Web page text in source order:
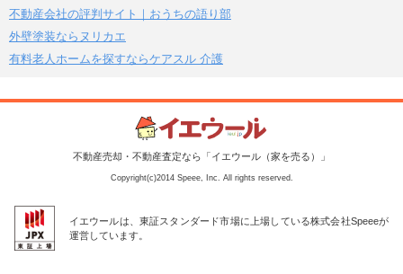
不動産会社の評判サイト｜おうちの語り部
外壁塗装ならヌリカエ
有料老人ホームを探すならケアスル 介護
不動産売却・不動産査定なら「イエウール（家を売る）」
Copyright(c)2014 Speee, Inc. All rights reserved.
イエウールは、東証スタンダード市場に上場している株式会社Speeeが
運営しています。